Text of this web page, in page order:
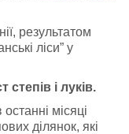
результатом
ліси” у
степів і луків.
місяці
ділянок, які